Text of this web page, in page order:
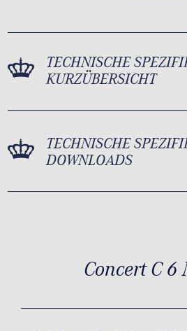
TECHNISCHE
KURZÜBERSICHT
TECHNISCHE
DOWNLOADS
Concert C 6